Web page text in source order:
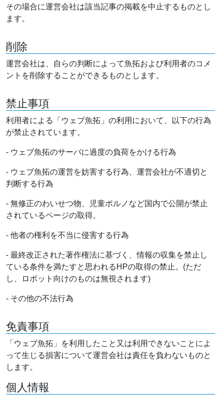
その場合に運営会社は該当記事の掲載を中止するものとし
ます。
削除
運営会社は、自らの判断によって魚拓および利用者のコメ
ントを削除することができるものとします。
禁止事項
利用者による「ウェブ魚拓」の利用において、以下の行為
が禁止されています。
- ウェブ魚拓のサーバに過度の負荷をかける行為
- ウェブ魚拓の運営を妨害する行為、運営会社が不適切と
判断する行為
- 無修正のわいせつ物、児童ポルノなど国内で公開が禁止
されているページの取得。
- 他者の権利を不当に侵害する行為
- 最終改正された著作権法に基づく、情報の収集を禁止し
ている条件を満たすと思われるHPの取得の禁止。(ただ
し、ロボット向けのものは無視されます)
- その他の不法行為
免責事項
「ウェブ魚拓」を利用したこと又は利用できないことによ
って生じる損害について運営会社は責任を負わないものと
します。
個人情報